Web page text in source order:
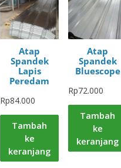
Atap
Spandek
Lapis
Peredam
Rp84.000
Tambah
ke
keranjang
Atap
Spandek
Bluescope
Rp72.000
Tambah
ke
keranjang